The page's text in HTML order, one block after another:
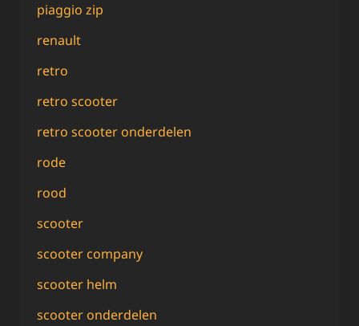
piaggio zip
renault
retro
retro scooter
retro scooter onderdelen
rode
rood
scooter
scooter company
scooter helm
scooter onderdelen